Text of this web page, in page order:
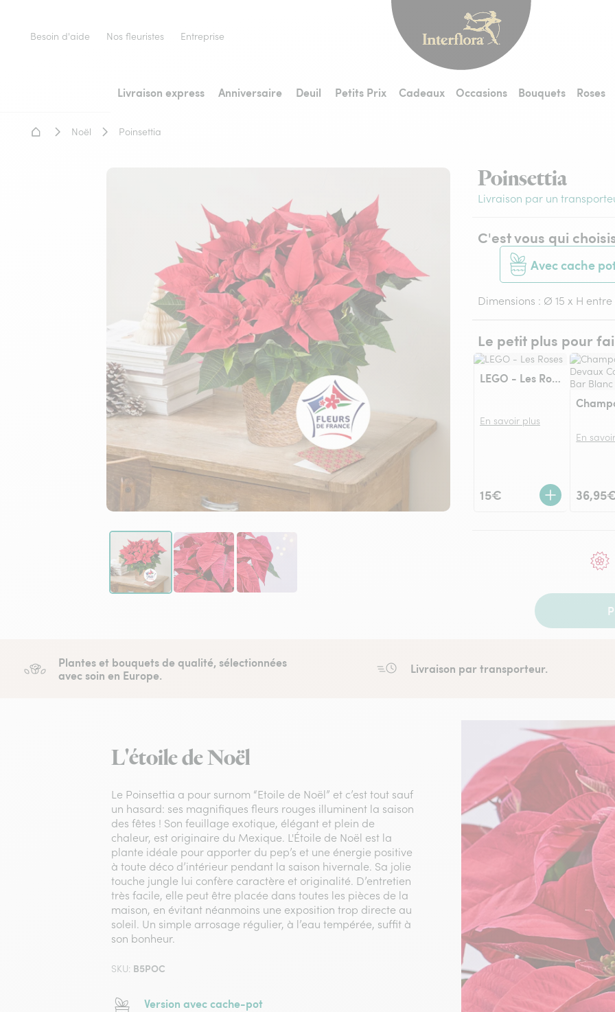
Livraison express Anniversaire Deuil Petits Prix Cadeaux Occasions Bouquets Roses
Besoin d'aide Nos fleuristes Entreprise
Accueil - Livraison fleurs
Noël Poinsettia
Poinsettia
Livraison par un
C'est vous qui
Avec cache
Dimensions : Ø 15 x H
Le petit plus pour
LEGO - Les Roses
En savoir plus
15€
En
Plantes et bouquets de qualité, sélectionnées
avec soin en Europe.
Livraison par transporteur.
L'étoile de Noël
Le Poinsettia a pour surnom “Etoile de Noël” et c’est tout sauf
un hasard: ses magnifiques fleurs rouges illuminent la saison
des fêtes ! Son feuillage exotique, élégant et plein de
chaleur, est originaire du Mexique. L'Étoile de Noël est la
plante idéale pour apporter du pep’s et une énergie positive
à toute déco d’intérieur pendant la saison hivernale. Sa jolie
touche jungle lui confère caractère et originalité. D’entretien
très facile, elle peut être placée dans toutes les pièces de la
maison, en évitant néanmoins une exposition trop directe au
soleil. Un simple arrosage régulier, à l’eau tempérée, suffit à
son bonheur.
SKU: B5POC
Version avec cache-pot